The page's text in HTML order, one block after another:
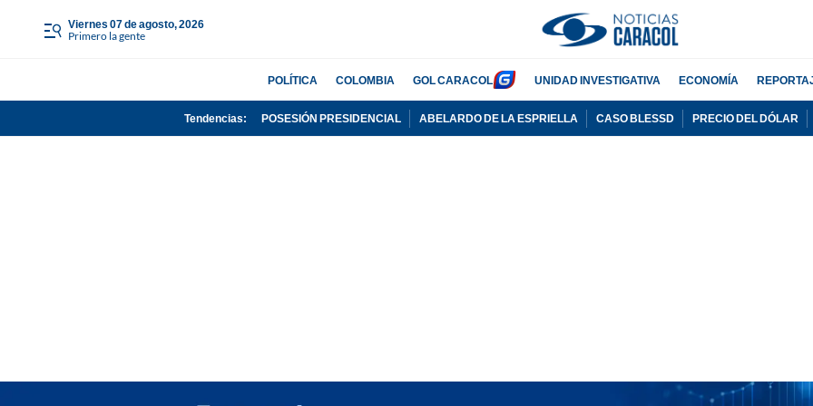
viernes 07 de agosto, 2026
Primero la gente
POLÍTICA COLOMBIA GOL CARACOL UNIDAD INVESTIGATIVA ECONOMÍA
Tendencias: POSESIÓN PRESIDENCIAL ABELARDO DE LA ESPRIELLA CASO BLESSD PRECIO DEL DÓLAR